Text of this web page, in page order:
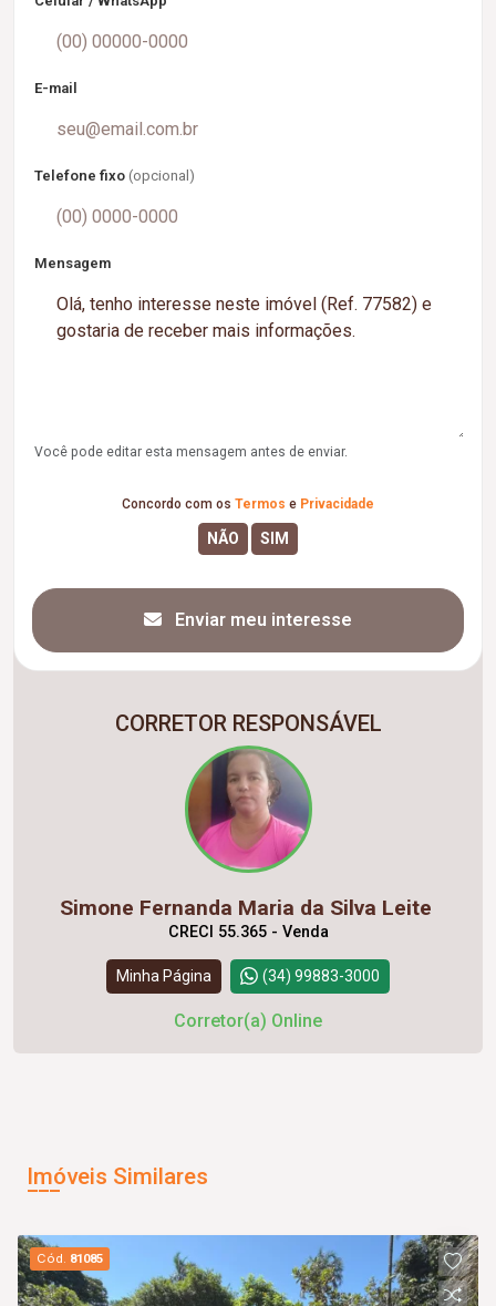
E-mail
Telefone fixo (opcional)
Mensagem
Você pode editar esta mensagem antes de enviar.
Concordo com os Termos e Privacidade
Enviar meu interesse
CORRETOR RESPONSÁVEL
Simone Fernanda Maria da Silva Leite
CRECI 55.365 - Venda
Minha Página (34) 99883-3000
Corretor(a) Online
Imóveis Similares
Cód. 81085